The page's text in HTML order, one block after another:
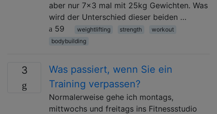
aber nur 7x3 mal mit 25kg Gewichten. Was
wird der Unterschied dieser beiden …
59
weightlifting strength
workout
bodybuilding
3
Was passiert, wenn Sie ein
Training verpassen?
Normalerweise gehe ich montags,
mittwochs und freitags ins Fitnessstudio